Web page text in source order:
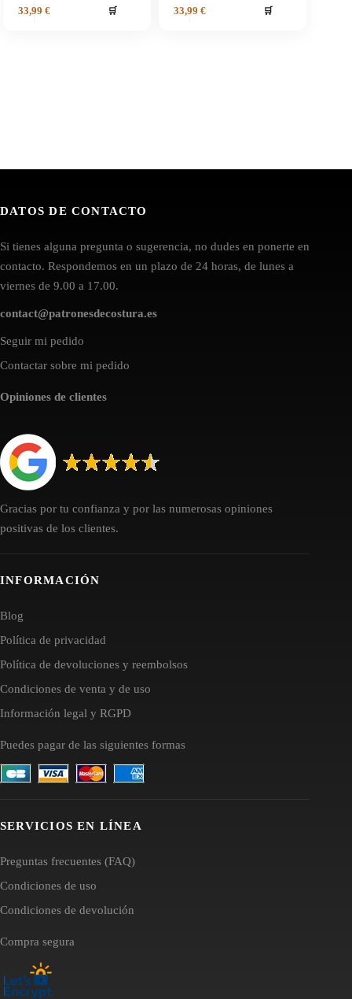
33,99 € 🛒 33,99 € 🛒
DATOS DE CONTACTO
Si tienes alguna pregunta o sugerencia, no dudes en ponerte en
contacto. Respondemos en un plazo de 24 horas, de lunes a
viernes de 9.00 a 17.00.
contact@patronesdecostura.es
Seguir mi pedido
Contactar sobre mi pedido
Opiniones de clientes
Gracias por tu confianza y por las numerosas opiniones
positivas de los clientes.
INFORMACIÓN
Blog
Política de privacidad
Política de devoluciones y reembolsos
Condiciones de venta y de uso
Información legal y RGPD
Puedes pagar de las siguientes formas
SERVICIOS EN LÍNEA
Preguntas frecuentes (FAQ)
Condiciones de uso
Condiciones de devolución
Compra segura